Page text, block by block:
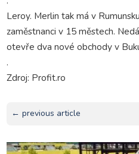
Leroy. Merlin tak má v
zaměstnanci v 15 městech.
otevře dva nové obchody v
.
Zdroj: Profit.ro
← previous article